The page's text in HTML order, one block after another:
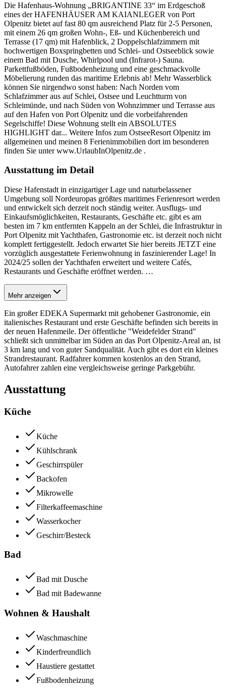
Die Hafenhaus-Wohnung „BRIGANTINE 33“ im Erdgeschoß
eines der HAFENHÄUSER AM KAIANLEGER von Port
Olpenitz bietet auf fast 80 qm ausreichend Platz für 2-5 Personen,
mit einem 26 qm großen Wohn-, Eß- und Küchenbereich und
Terrasse (17 qm) mit Hafenblick, 2 Doppelschlafzimmern mit
hochwertigen Boxspringbetten und Schlei- und Ostseeblick sowie
einem Bad mit Dusche, Whirlpool und (Infrarot-) Sauna.
Parkettfußböden, Fußbodenheizung und eine geschmackvolle
Möbelierung runden das maritime Erlebnis ab! Mehr Wasserblick
können Sie nirgendwo sonst haben: Nach Norden vom
Schlafzimmer aus auf Schlei, Ostsee und Leuchtturm von
Schleimünde, und nach Süden von Wohnzimmer und Terrasse aus
auf den Hafen von Port Olpenitz und die vorbeifahrenden
Segelschiffe! Diese Wohnung stellt ein ABSOLUTES
HIGHLIGHT dar... Weitere Infos zum OstseeResort Olpenitz im
allgemeinen und meinen 8 Ferienimmobilien dort im besonderen
finden Sie unter www.UrlaubInOlpenitz.de .
Ausstattung im Detail
Diese Hafenstadt in einzigartiger Lage und naturbelassener
Umgebung soll Nordeuropas größtes maritimes Ferienresort werden
und entwickelt sich derzeit noch ständig weiter. Ausflugs- und
Einkaufsmöglichkeiten, Restaurants, Geschäfte etc. gibt es am
besten im 7 km entfernten Kappeln an der Schlei, die Infrastruktur in
Port Olpenitz mit Yachthafen, Gastronomie etc. ist derzeit noch nicht
komplett fertiggestellt. Jedoch erwartet Sie hier bereits JETZT eine
vorzüglich ausgestattete Ferienwohnung in faszinierender Lage! In
2024/25 sollen der Yachthafen erweitert und weitere Cafés,
Restaurants und Geschäfte eröffnet werden. …
Mehr anzeigen
Ein großer EDEKA Supermarkt mit gehobener Gastronomie, ein
italienisches Restaurant und erste Geschäfte befinden sich bereits in
der neuen Hafenmeile. Der öffentliche "Weidefelder Strand"
schließt sich unmittelbar im Süden an das Port Olpenitz-Areal an, ist
3 km lang und von guter Sandqualität. Auch gibt es dort ein kleines
Strandrestaurant. Radfahrer kommen kostenlos an den Strand,
Autofahrer zahlen eine vergleichsweise geringe Parkgebühr.
Ausstattung
Küche
Küche
Kühlschrank
Geschirrspüler
Backofen
Mikrowelle
Filterkaffeemaschine
Wasserkocher
Geschirr/Besteck
Bad
Bad mit Dusche
Bad mit Badewanne
Wohnen & Haushalt
Waschmaschine
Kinderfreundlich
Haustiere gestattet
Fußbodenheizung